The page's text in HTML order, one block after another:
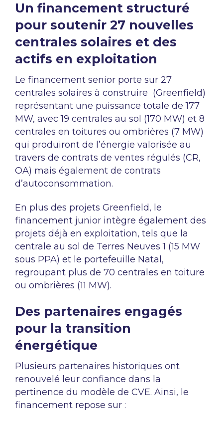
Un financement structuré
pour soutenir 27 nouvelles
centrales solaires et des
actifs en exploitation
Le financement senior porte sur 27
centrales solaires à construire (Greenfield)
représentant une puissance totale de 177
MW, avec 19 centrales au sol (170 MW) et 8
centrales en toitures ou ombrières (7 MW)
qui produiront de l’énergie valorisée au
travers de contrats de ventes régulés (CR,
OA) mais également de contrats
d’autoconsommation.
En plus des projets Greenfield, le
financement junior intègre également des
projets déjà en exploitation, tels que la
centrale au sol de Terres Neuves 1 (15 MW
sous PPA) et le portefeuille Natal,
regroupant plus de 70 centrales en toiture
ou ombrières (11 MW).
Des partenaires engagés
pour la transition
énergétique
Plusieurs partenaires historiques ont
renouvelé leur confiance dans la
pertinence du modèle de CVE. Ainsi, le
financement repose sur :